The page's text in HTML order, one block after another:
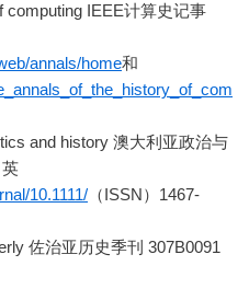
computing IEEE计算史记事
annals/home和
and history 澳大利亚政治与
10.1111/ （ISSN）1467-
佐治亚历史季刊 307B0091